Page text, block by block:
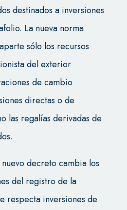
destinados a inversiones
La nueva norma
sólo los recursos
del exterior
de cambio
directas o de
las regalías derivadas de
decreto cambia los
del registro de la
respecta inversiones de